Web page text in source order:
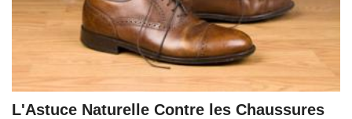
L'Astuce Naturelle Contre les Chaussures